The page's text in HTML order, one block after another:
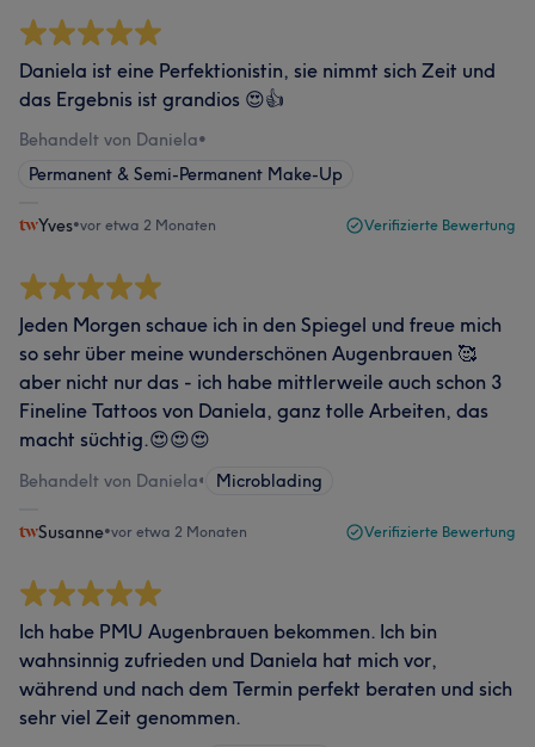
Daniela ist eine Perfektionistin, sie nimmt sich Zeit und
das Ergebnis ist grandios 😍👍
Behandelt von Daniela•
Permanent & Semi-Permanent Make-Up
Yves•vor etwa 2 Monaten Verifizierte Bewertung
Jeden Morgen schaue ich in den Spiegel und freue mich
so sehr über meine wunderschönen Augenbrauen 🥰
aber nicht nur das - ich habe mittlerweile auch schon 3
Fineline Tattoos von Daniela, ganz tolle Arbeiten, das
macht süchtig.😍😍😍
Behandelt von Daniela• Microblading
Susanne•vor etwa 2 Monaten Verifizierte Bewertung
Ich habe PMU Augenbrauen bekommen. Ich bin
wahnsinnig zufrieden und Daniela hat mich vor,
während und nach dem Termin perfekt beraten und sich
sehr viel Zeit genommen.